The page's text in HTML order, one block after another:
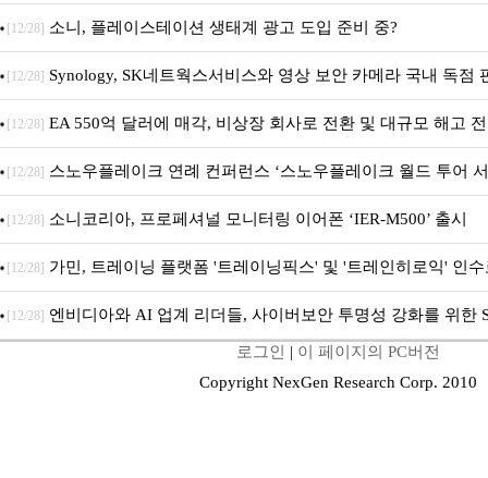
[12/28] 소니, 플레이스테이션 생태계 광고 도입 준비 중?
[12/28] Synology, SK네트웍스서비스와 영상 보안 카메라 국내 독점
[12/28] EA 550억 달러에 매각, 비상장 회사로 전환 및 대규모 해고
[12/28] 스노우플레이크 연례 컨퍼런스 ‘스노우플레이크 월드 투어
[12/28] 소니코리아, 프로페셔널 모니터링 이어폰 ‘IER-M500’ 출시
[12/28] 가민, 트레이닝 플랫폼 '트레이닝픽스' 및 '트레인히로익' 인
훈련 지원 확대
[12/28] 엔비디아와 AI 업계 리더들, 사이버보안 투명성 강화를 위한
로그인 | 이 페이지의 PC버전
Copyright NexGen Research Corp. 2010